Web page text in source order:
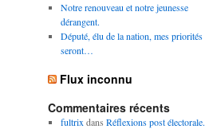
Notre renouveau et notre jeunesse
dérangent.
Député, élu de la nation, mes priorités
seront…
Flux inconnu
Commentaires récents
fultrix dans Réflexions post électorale.